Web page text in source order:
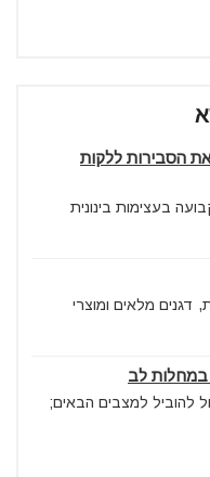
את הסבירות ללקות
בעצימות בינונית
דגנים מלאים ומוצרי
במחלות לב
להוביל למצבים הבאים;